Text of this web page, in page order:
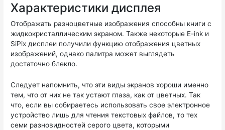
Характеристики дисплея
Отображать разноцветные изображения способны книги с
жидкокристаллическим экраном. Также некоторые E-ink и
SiPix дисплеи получили функцию отображения цветных
изображений, однако палитра может выглядеть
достаточно блекло.
Следует напомнить, что эти виды экранов хороши именно
тем, что от них не так устают глаза, как от цветных. Так
что, если вы собираетесь использовать свое электронное
устройство лишь для чтения текстовых файлов, то тех
семи разновидностей серого цвета, которыми